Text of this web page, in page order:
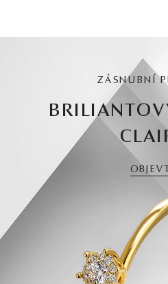
ZÁSNUBNÍ